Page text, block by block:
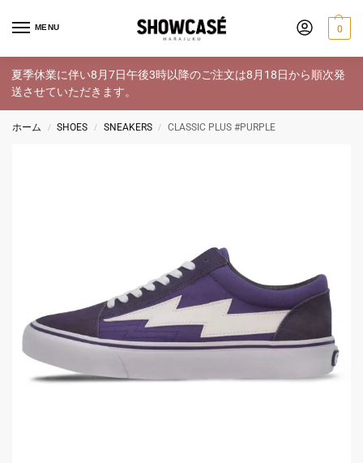
MENU 0
夏季休業に伴い8月7日午後3時以降のご注文は8月18日から順次発
送させていただきます。
ホーム / SHOES / SNEAKERS / CLASSIC PLUS #PURPLE